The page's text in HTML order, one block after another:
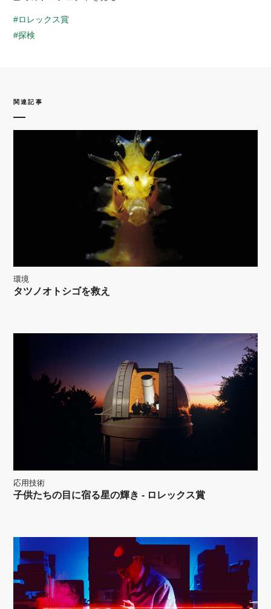
#ロレックス賞
#探検
関連記事
環境
タツノオトシゴを救え
応用技術
子供たちの目に宿る星の輝き - ロレックス賞